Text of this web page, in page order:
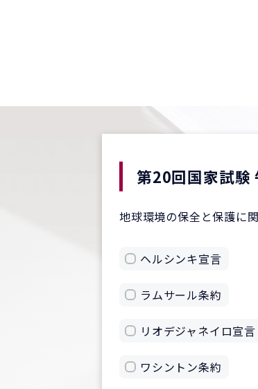
第20回国家試験
地球環境の保全と保護に
ヘルシンキ宣言
ラムサール条約
リオデジャネイロ宣言
ワシントン条約